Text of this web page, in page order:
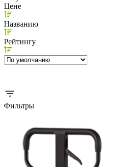
Цене
Названию
Рейтингу
Фильтры